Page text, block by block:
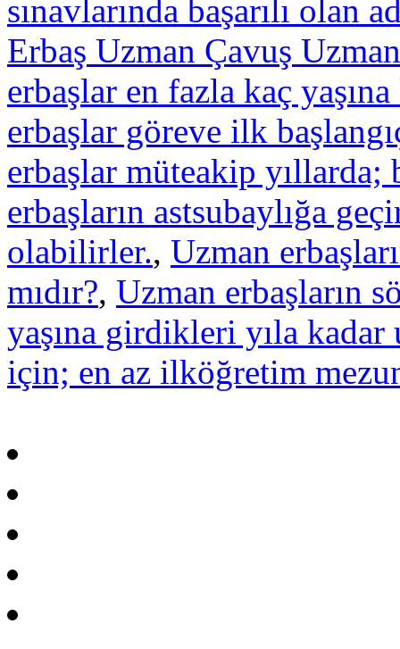
sınavlarında başarılı olan
Erbaş Uzman Çavuş
erbaşlar en fazla kaç
erbaşlar göreve ilk
erbaşlar müteakip yıllarda;
erbaşların astsubaylığa
olabilirler., Uzman
mıdır?, Uzman erbaşların
yaşına girdikleri yıla kadar
için; en az ilköğretim